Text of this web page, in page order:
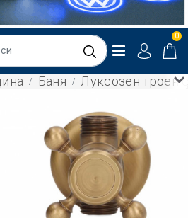
0
Баня Луксозен троен